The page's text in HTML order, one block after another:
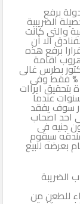
برفع
الضريبية
والتى كانت
الا أن
برفع هذه
الى هروب اقامة
بطرس غالى
وزير المالية قام يتخفيض هذه الضريبة الى 10 % فقط وفى
ايراات
الضريبة مايساوى تحقيقه فى 4 سنوات عندما
سوف يفقد
احد اصحاب
والذى يحقق ايرادا 4 مليون جنيه فى
سيقوم
بعرضه للبيع
الضريبة
للطعن من